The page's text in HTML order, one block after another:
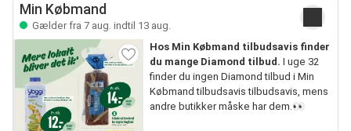
Min Købmand
Gælder fra 7 aug. indtil 13 aug.
Hos Min Købmand tilbudsavis finder
du mange Diamond tilbud. I uge 32
finder du ingen Diamond tilbud i Min
Købmand tilbudsavis tilbudsavis, mens
andre butikker måske har dem.👀